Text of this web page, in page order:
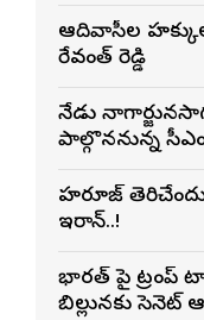
ఆదివాసీల
రేవంత్ రెడ్డి
నేడు
పాల్గొననున్న
హర్మూజ్
ఇరాన్..!
భారత్ పై ట్రంప్
బిల్లునకు సెనెట్